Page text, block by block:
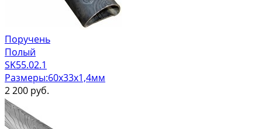
Поручень
Полый
SK55.02.1
Размеры:60х33х1,4мм
2 200 руб.